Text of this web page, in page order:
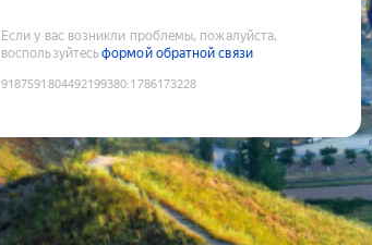
Если у вас возникли проблемы, пожалуйста,
воспользуйтесьформой обратной связи
9187591804492199380:1786173228